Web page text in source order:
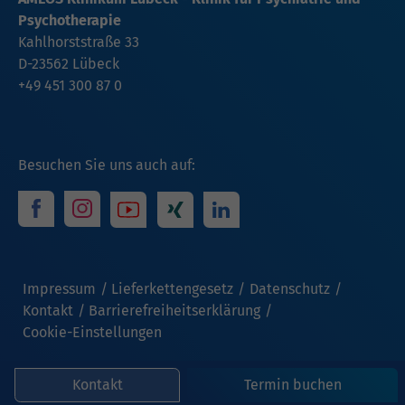
Kontakt Termin buchen
Besuchen Sie uns auch auf:
Impressum Lieferkettengesetz
Datenschutz
Kontakt
Barrierefreiheitserklärung
Cookie-Einstellungen
Psychotherapie
Kahlhorststraße 33
D-23562 Lübeck
+49 451 300 87 0